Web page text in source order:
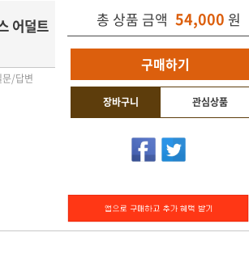
어덜트
/답변
총 상품 금액 54,000 원
구매하기
장바구니 관심상품